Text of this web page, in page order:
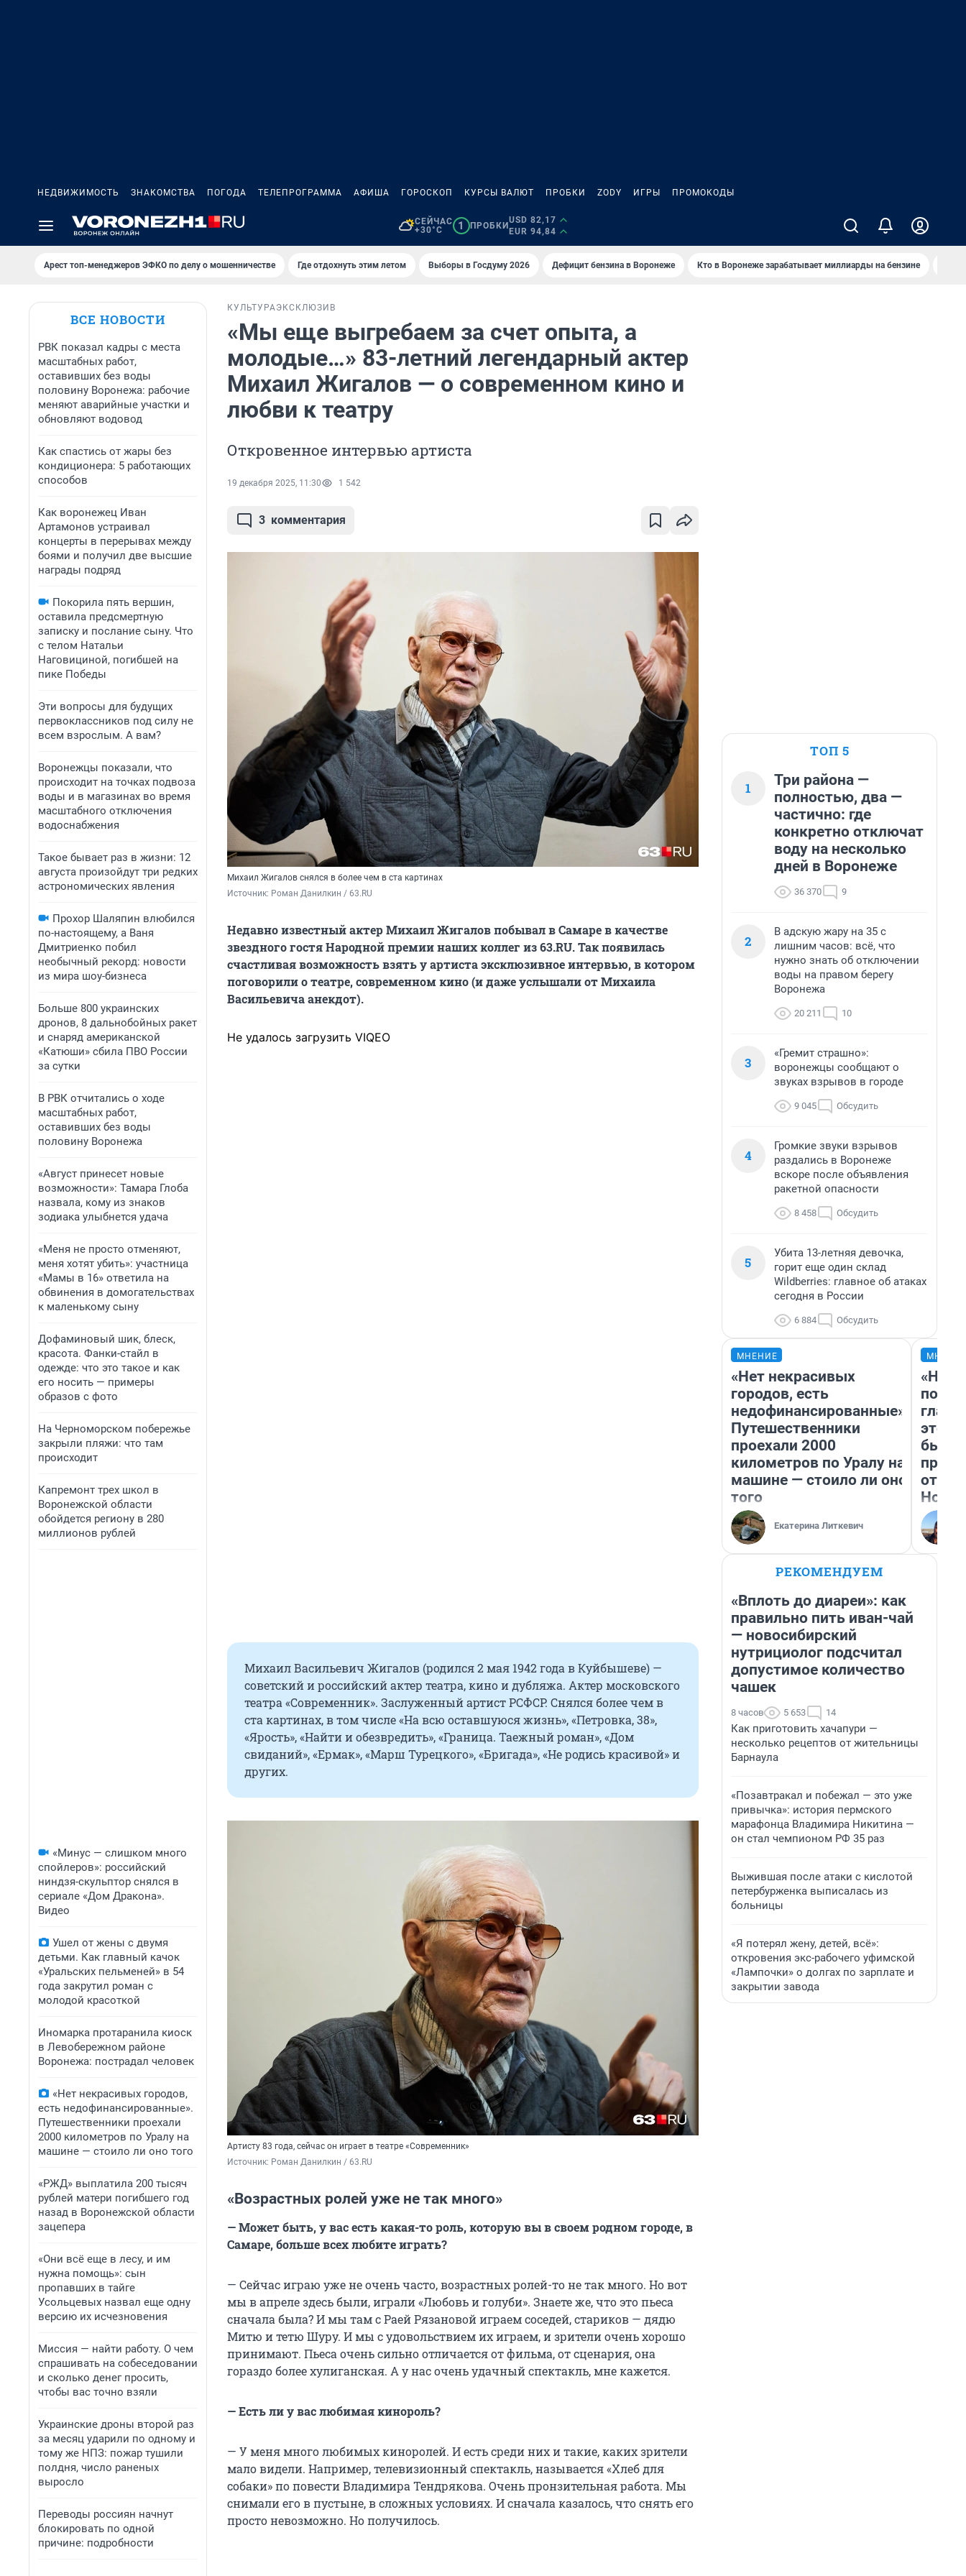
НЕДВИЖИМОСТЬ ЗНАКОМСТВА ПОГОДА ТЕЛЕПРОГРАММА АФИША ГОРОСКОП КУРСЫ ВАЛЮТ ПРОБКИ ZODY ИГРЫ ПРОМОКОДЫ
СЕЙЧАС
+30°C
1 ПРОБКИ
USD 82,17
EUR 94,84
Арест топ-менеджеров ЭФКО по делу о мошенничестве Где отдохнуть этим летом Выборы в Госдуму 2026 Дефицит бензина в Воронеже Кто в Воронеже зарабатывает миллиарды на бензине
ВСЕ НОВОСТИ
РВК показал кадры с места
масштабных работ,
оставивших без воды
половину Воронежа: рабочие
меняют аварийные участки и
обновляют водовод
Как спастись от жары без
кондиционера: 5 работающих
способов
Как воронежец Иван
Артамонов устраивал
концерты в перерывах между
боями и получил две высшие
награды подряд
Покорила пять вершин,
оставила предсмертную
записку и послание сыну. Что
с телом Натальи
Наговициной, погибшей на
пике Победы
Эти вопросы для будущих
первоклассников под силу не
всем взрослым. А вам?
Воронежцы показали, что
происходит на точках подвоза
воды и в магазинах во время
масштабного отключения
водоснабжения
Такое бывает раз в жизни: 12
августа произойдут три редких
астрономических явления
Прохор Шаляпин влюбился
по-настоящему, а Ваня
Дмитриенко побил
необычный рекорд: новости
из мира шоу-бизнеса
Больше 800 украинских
дронов, 8 дальнобойных ракет
и снаряд американской
«Катюши» сбила ПВО России
за сутки
В РВК отчитались о ходе
масштабных работ,
оставивших без воды
половину Воронежа
«Август принесет новые
возможности»: Тамара Глоба
назвала, кому из знаков
зодиака улыбнется удача
«Меня не просто отменяют,
меня хотят убить»: участница
«Мамы в 16» ответила на
обвинения в домогательствах
к маленькому сыну
Дофаминовый шик, блеск,
красота. Фанки-стайл в
одежде: что это такое и как
его носить — примеры
образов с фото
На Черноморском побережье
закрыли пляжи: что там
происходит
Капремонт трех школ в
Воронежской области
обойдется региону в 280
миллионов рублей
«Минус — слишком много
спойлеров»: российский
ниндзя-скульптор снялся в
сериале «Дом Дракона».
Видео
Ушел от жены с двумя
детьми. Как главный качок
«Уральских пельменей» в 54
года закрутил роман с
молодой красоткой
Иномарка протаранила киоск
в Левобережном районе
Воронежа: пострадал человек
«Нет некрасивых городов,
есть недофинансированные».
Путешественники проехали
2000 километров по Уралу на
машине — стоило ли оно того
«РЖД» выплатила 200 тысяч
рублей матери погибшего год
назад в Воронежской области
зацепера
«Они всё еще в лесу, и им
нужна помощь»: сын
пропавших в тайге
Усольцевых назвал еще одну
версию их исчезновения
Миссия — найти работу. О чем
спрашивать на собеседовании
и сколько денег просить,
чтобы вас точно взяли
Украинские дроны второй раз
за месяц ударили по одному и
тому же НПЗ: пожар тушили
полдня, число раненых
выросло
Переводы россиян начнут
блокировать по одной
причине: подробности
КУЛЬТУРАЭКСКЛЮЗИВ
«Мы еще выгребаем за счет опыта, а
молодые…» 83-летний легендарный актер
Михаил Жигалов — о современном кино и
любви к театру
Откровенное интервью артиста
19 декабря 2025, 11:30 1 542
3 комментария
Михаил Жигалов снялся в более чем в ста картинах
Источник: Роман Данилкин / 63.RU
Недавно известный актер Михаил Жигалов побывал в Самаре в качестве
звездного гостя Народной премии наших коллег из 63.RU.Так появилась
счастливая возможность взять у артиста эксклюзивное интервью, в котором
поговорили о театре, современном кино (и даже услышали от Михаила
Васильевича анекдот).
Не удалось загрузить VIQEO
Михаил Васильевич Жигалов (родился 2 мая 1942 года в Куйбышеве) —
советский и российский актер театра, кино и дубляжа. Актер московского
театра «Современник». Заслуженный артист РСФСР. Снялся более чем в
ста картинах, в том числе «На всю оставшуюся жизнь», «Петровка, 38»,
«Ярость», «Найти и обезвредить», «Граница. Таежный роман», «Дом
свиданий», «Ермак», «Марш Турецкого», «Бригада», «Не родись красивой» и
других.
Артисту 83 года, сейчас он играет в театре «Современник»
Источник: Роман Данилкин / 63.RU
«Возрастных ролей уже не так много»
— Может быть, у вас есть какая-то роль, которую вы в своем родном городе, в
Самаре, больше всех любите играть?
— Сейчас играю уже не очень часто, возрастных ролей-то не так много. Но вот
мы в апреле здесь были, играли «Любовь и голуби». Знаете же, что это пьеса
сначала была? И мы там с Раей Рязановой играем соседей, стариков — дядю
Митю и тетю Шуру. И мы с удовольствием их играем, и зрители очень хорошо
принимают. Пьеса очень сильно отличается от фильма, от сценария, она
гораздо более хулиганская. А у нас очень удачный спектакль, мне кажется.
— Есть ли у вас любимая кинороль?
— У меня много любимых киноролей. И есть среди них и такие, каких зрители
мало видели. Например, телевизионный спектакль, называется «Хлеб для
собаки» по повести Владимира Тендрякова. Очень пронзительная работа. Мы
снимали его в пустыне, в сложных условиях. И сначала казалось, что снять его
просто невозможно. Но получилось.
ТОП 5
1
Три района —
полностью, два —
частично: где
конкретно отключат
воду на несколько
дней в Воронеже
36 370 9
2
В адскую жару на 35 с
лишним часов: всё, что
нужно знать об отключении
воды на правом берегу
Воронежа
20 211 10
3
«Гремит страшно»:
воронежцы сообщают о
звуках взрывов в городе
9 045 Обсудить
4
Громкие звуки взрывов
раздались в Воронеже
вскоре после объявления
ракетной опасности
8 458 Обсудить
5
Убита 13-летняя девочка,
горит еще один склад
Wildberries: главное об атаках
сегодня в России
6 884 Обсудить
МНЕНИЕ
«Нет некрасивых
городов, есть
недофинансированные».
Путешественники
проехали 2000
километров по Уралу на
машине — стоило ли оно
того
Екатерина Литкевич
этого
бьет
РЕКОМЕНДУЕМ
«Вплоть до диареи»: как
правильно пить иван-чай
— новосибирский
нутрициолог подсчитал
допустимое количество
чашек
8 часов 5 653 14
Как приготовить хачапури —
несколько рецептов от жительницы
Барнаула
«Позавтракал и побежал — это уже
привычка»: история пермского
марафонца Владимира Никитина —
он стал чемпионом РФ 35 раз
Выжившая после атаки с кислотой
петербурженка выписалась из
больницы
«Я потерял жену, детей, всё»:
откровения экс-рабочего уфимской
«Лампочки» о долгах по зарплате и
закрытии завода